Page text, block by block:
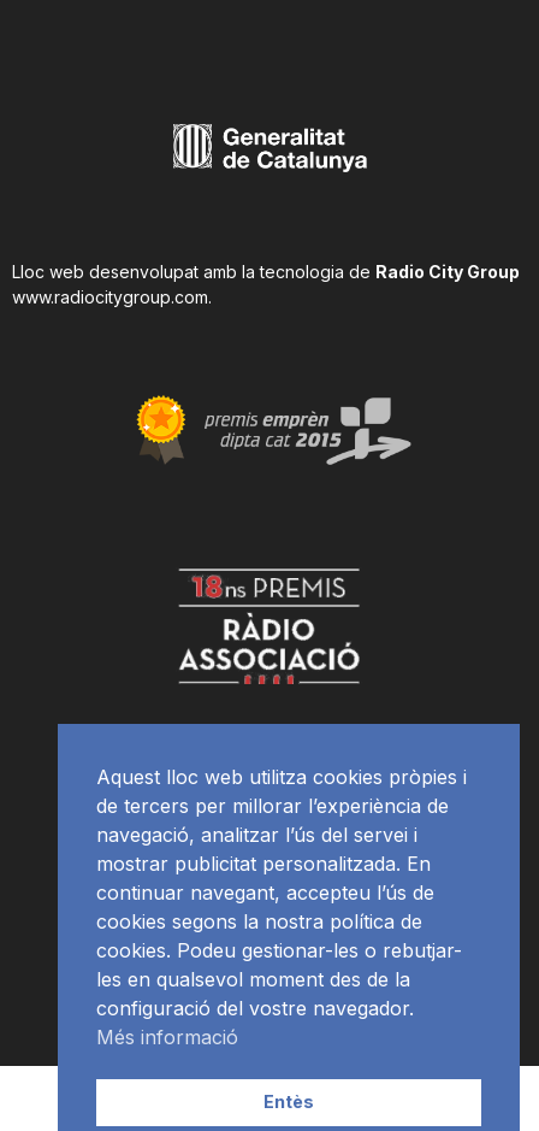
Lloc web desenvolupat amb la tecnologia de Radio City Group
www.radiocitygroup.com.
APP Programació
Aquest lloc web utilitza cookies pròpies i
de tercers per millorar l’experiència de
navegació, analitzar l’ús del servei i
mostrar publicitat personalitzada. En
continuar navegant, accepteu l’ús de
cookies segons la nostra política de
cookies. Podeu gestionar-les o rebutjar-
les en qualsevol moment des de la
configuració del vostre navegador.
Més informació
Entès